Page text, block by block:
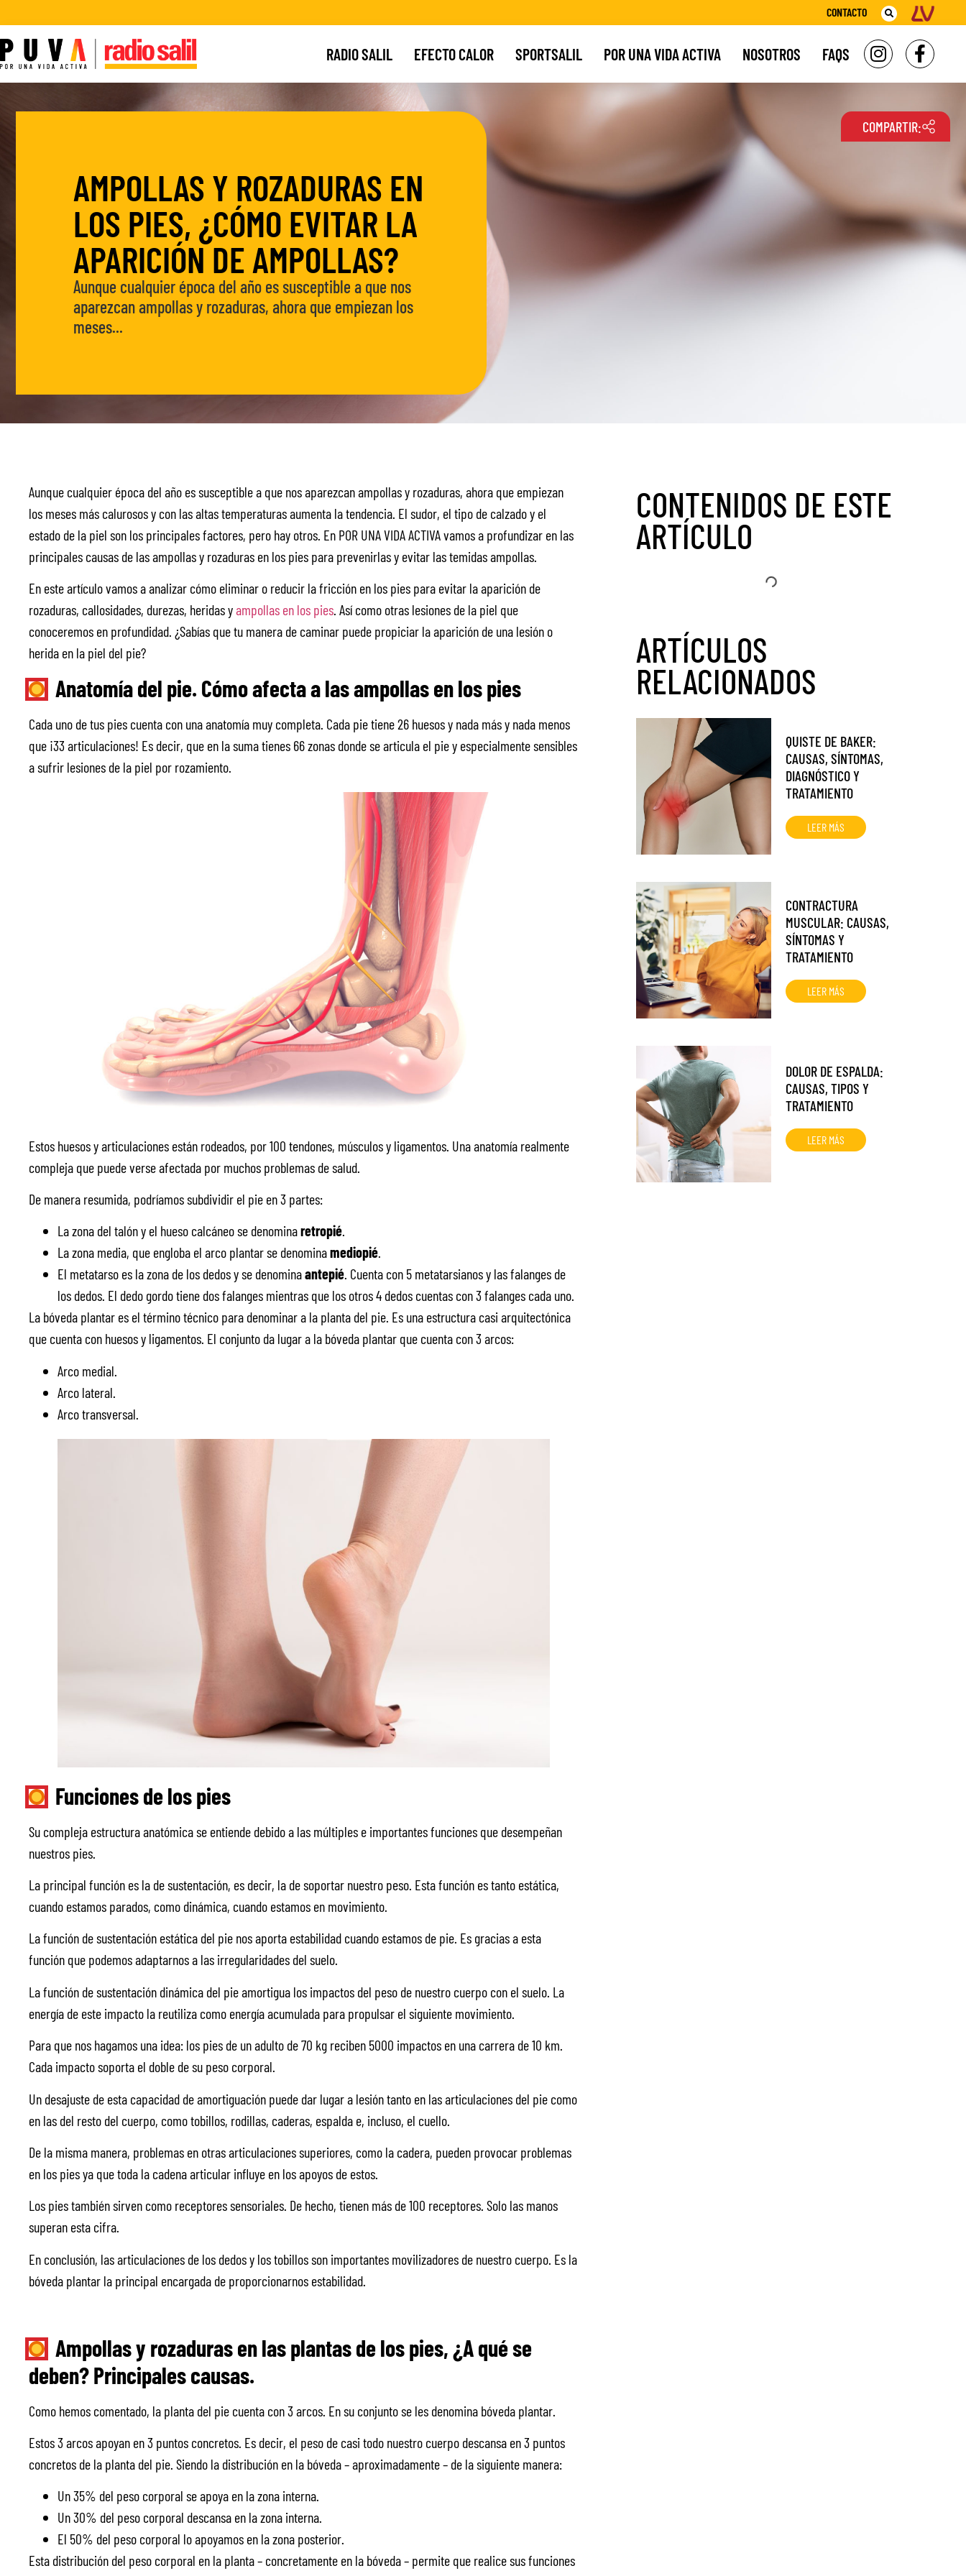
CONTACTO
RADIO SALIL EFECTO CALOR SPORTSALIL POR UNA VIDA ACTIVA NOSOTROS FAQS
AMPOLLAS Y ROZADURAS EN
LOS PIES, ¿CÓMO EVITAR LA
APARICIÓN DE AMPOLLAS?
Aunque cualquier época del año es susceptible a que nos
aparezcan ampollas y rozaduras, ahora que empiezan los
meses...
COMPARTIR:
Aunque cualquier época del año es susceptible a que nos aparezcan ampollas y rozaduras, ahora que empiezan
los meses más calurosos y con las altas temperaturas aumenta la tendencia. El sudor, el tipo de calzado y el
estado de la piel son los principales factores, pero hay otros. En POR UNA VIDA ACTIVA vamos a profundizar en las
principales causas de las ampollas y rozaduras en los pies para prevenirlas y evitar las temidas ampollas.
En este artículo vamos a analizar cómo eliminar o reducir la fricción en los pies para evitar la aparición de
rozaduras, callosidades, durezas, heridas yampollas en los pies. Así como otras lesiones de la piel que
conoceremos en profundidad. ¿Sabías que tu manera de caminar puede propiciar la aparición de una lesión o
herida en la piel del pie?
Anatomía del pie. Cómo afecta a las ampollas en los pies
Cada uno de tus pies cuenta con una anatomía muy completa. Cada pie tiene 26 huesos y nada más y nada menos
que ¡33 articulaciones! Es decir, que en la suma tienes 66 zonas donde se articula el pie y especialmente sensibles
a sufrir lesiones de la piel por rozamiento.
Estos huesos y articulaciones están rodeados, por 100 tendones, músculos y ligamentos. Una anatomía realmente
compleja que puede verse afectada por muchos problemas de salud.
De manera resumida, podríamos subdividir el pie en 3 partes:
La zona del talón y el hueso calcáneo se denominaretropié.
La zona media, que engloba el arco plantar se denominamediopié.
El metatarso es la zona de los dedos y se denominaantepié. Cuenta con 5 metatarsianos y las falanges de
los dedos. El dedo gordo tiene dos falanges mientras que los otros 4 dedos cuentas con 3 falanges cada uno.
La bóveda plantar es el término técnico para denominar a la planta del pie. Es una estructura casi arquitectónica
que cuenta con huesos y ligamentos. El conjunto da lugar a la bóveda plantar que cuenta con 3 arcos:
Arco medial.
Arco lateral.
Arco transversal.
Funciones de los pies
Su compleja estructura anatómica se entiende debido a las múltiples e importantes funciones que desempeñan
nuestros pies.
La principal función es la de sustentación, es decir, la de soportar nuestro peso. Esta función es tanto estática,
cuando estamos parados, como dinámica, cuando estamos en movimiento.
La función de sustentación estática del pie nos aporta estabilidad cuando estamos de pie. Es gracias a esta
función que podemos adaptarnos a las irregularidades del suelo.
La función de sustentación dinámica del pie amortigua los impactos del peso de nuestro cuerpo con el suelo. La
energía de este impacto la reutiliza como energía acumulada para propulsar el siguiente movimiento.
Para que nos hagamos una idea: los pies de un adulto de 70 kg reciben 5000 impactos en una carrera de 10 km.
Cada impacto soporta el doble de su peso corporal.
Un desajuste de esta capacidad de amortiguación puede dar lugar a lesión tanto en las articulaciones del pie como
en las del resto del cuerpo, como tobillos, rodillas, caderas, espalda e, incluso, el cuello.
De la misma manera, problemas en otras articulaciones superiores, como la cadera, pueden provocar problemas
en los pies ya que toda la cadena articular influye en los apoyos de estos.
Los pies también sirven como receptores sensoriales. De hecho, tienen más de 100 receptores. Solo las manos
superan esta cifra.
En conclusión, las articulaciones de los dedos y los tobillos son importantes movilizadores de nuestro cuerpo. Es la
bóveda plantar la principal encargada de proporcionarnos estabilidad.
Ampollas y rozaduras en las plantas de los pies, ¿A qué se
deben? Principales causas.
Como hemos comentado, la planta del pie cuenta con 3 arcos. En su conjunto se les denomina bóveda plantar.
Estos 3 arcos apoyan en 3 puntos concretos. Es decir, el peso de casi todo nuestro cuerpo descansa en 3 puntos
concretos de la planta del pie. Siendo la distribución en la bóveda – aproximadamente – de la siguiente manera:
Un 35% del peso corporal se apoya en la zona interna.
Un 30% del peso corporal descansa en la zona interna.
El 50% del peso corporal lo apoyamos en la zona posterior.
Esta distribución del peso corporal en la planta – concretamente en la bóveda – permite que realice sus funciones
CONTENIDOS DE ESTE
ARTÍCULO
ARTÍCULOS
RELACIONADOS
QUISTE DE BAKER:
CAUSAS, SÍNTOMAS,
DIAGNÓSTICO Y
TRATAMIENTO
LEER MÁS
CONTRACTURA
MUSCULAR: CAUSAS,
SÍNTOMAS Y
TRATAMIENTO
LEER MÁS
DOLOR DE ESPALDA:
CAUSAS, TIPOS Y
TRATAMIENTO
LEER MÁS